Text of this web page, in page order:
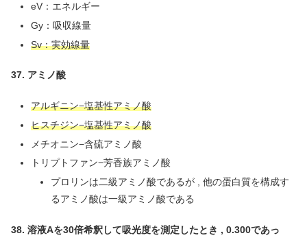
eV：エネルギー
Gy：吸収線量
Sv：実効線量
37. アミノ酸
アルギニン−塩基性アミノ酸
ヒスチジン−塩基性アミノ酸
メチオニン−含硫アミノ酸
トリプトファン−芳香族アミノ酸
プロリンは二級アミノ酸であるが , 他の蛋白質を構成す
るアミノ酸は一級アミノ酸である
38. 溶液Aを30倍希釈して吸光度を測定したとき , 0.300であっ